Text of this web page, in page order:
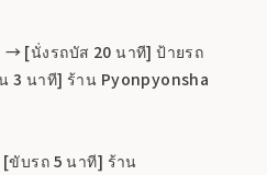
→ [นั่งรถบัส 20 นาที] ป้ายรถ
3 นาที] ร้าน Pyonpyonsha
[ขับรถ 5 นาที] ร้าน